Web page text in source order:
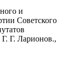
и
Советского
Г. Ларионов.,